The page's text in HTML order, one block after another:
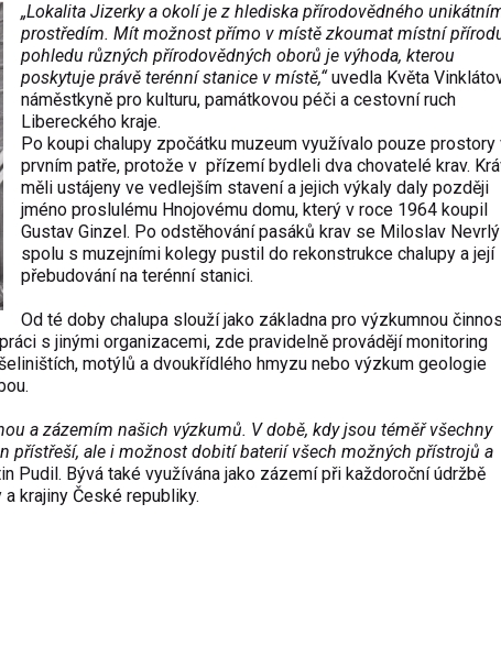
„Lokalita Jizerky a okolí je z hlediska přírodovědného
prostředím. Mít možnost přímo v místě zkoumat místní
pohledu různých přírodovědných oborů je výhoda, kterou
poskytuje právě terénní stanice v místě,“uvedla Květa
náměstkyně pro kulturu, památkovou péči a cestovní ruch
Libereckého kraje.
Po koupi chalupy zpočátku muzeum využívalo pouze prostory
prvním patře, protože v přízemí bydleli dva chovatelé krav.
měli ustájeny ve vedlejším stavení a jejich výkaly daly později
jméno proslulému Hnojovému domu, který v roce 1964 koupil
Gustav Ginzel. Po odstěhování pasáků krav se Miloslav Nevrlý
spolu s muzejními kolegy pustil do rekonstrukce chalupy a její
přebudování na terénní stanici.
Od té doby chalupa slouží jako základna pro výzkumnou
s jinými organizacemi, zde pravidelně provádějí monitoring
motýlů a dvoukřídlého hmyzu nebo výzkum geologie
a zázemím našich výzkumů. V době, kdy jsou téměř všechny
přístřeší, ale i možnost dobití baterií všech možných přístrojů a
Pudil. Bývá také využívána jako zázemí při každoroční údržbě
krajiny České republiky.